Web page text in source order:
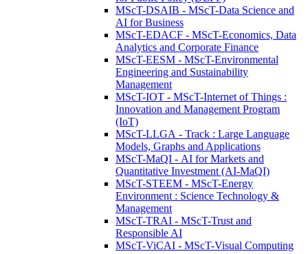
MScT-DSAIB - MScT-Data Science and
AI for Business
MScT-EDACF - MScT-Economics, Data
Analytics and Corporate Finance
MScT-EESM - MScT-Environmental
Engineering and Sustainability
Management
MScT-IOT - MScT-Internet of Things :
Innovation and Management Program
(IoT)
MScT-LLGA - Track : Large Language
Models, Graphs and Applications
MScT-MaQI - AI for Markets and
Quantitative Investment (AI-MaQI)
MScT-STEEM - MScT-Energy
Environment : Science Technology &
Management
MScT-TRAI - MScT-Trust and
Responsible AI
MScT-ViCAI - MScT-Visual Computing